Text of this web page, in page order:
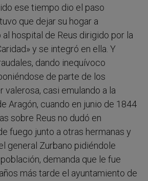
ese tiempo dio el paso
que dejar su hogar a
hospital de Reus dirigido por la
y se integró en ella. Y
dando inequívoco
de parte de los
valerosa, casi emulando a la
Aragón, cuando en junio de 1844
sobre Reus no dudó en
fuego junto a otras hermanas y
general Zurbano pidiéndole
demanda que le fue
más tarde el ayuntamiento de